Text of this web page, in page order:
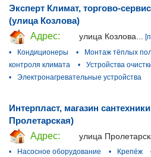
Эксперт Климат, торгово-
(улица Козлова)
Адрес:
улица Козлова...
•
Кондиционеры • Монтаж тёплых
контроля климата
•
Устройства
•
Электронагревательные устройства
Интерпласт, магазин
Пролетарская)
Адрес:
улица
•
Насосное оборудование • Крепёж